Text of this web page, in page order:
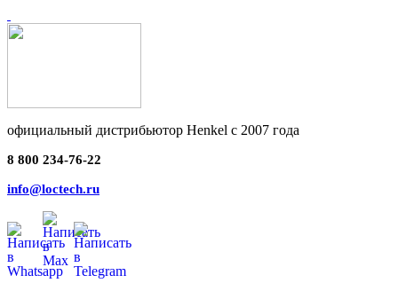
официальный дистрибьютор Henkel с 2007 года
8 800 234-76-22
info@loctech.ru